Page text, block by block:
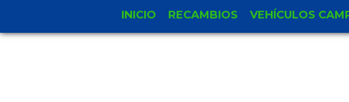
INICIO RECAMBIOS VEHÍCULOS